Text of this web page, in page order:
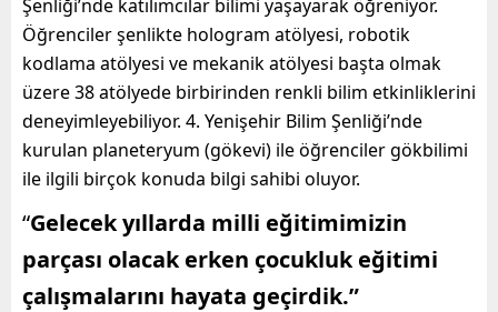
Şenliği’nde katılımcılar bilimi yaşayarak öğreniyor.
Öğrenciler şenlikte hologram atölyesi, robotik
kodlama atölyesi ve mekanik atölyesi başta olmak
üzere 38 atölyede birbirinden renkli bilim etkinliklerini
deneyimleyebiliyor. 4. Yenişehir Bilim Şenliği’nde
kurulan planeteryum (gökevi) ile öğrenciler gökbilimi
ile ilgili birçok konuda bilgi sahibi oluyor.
“Gelecek yıllarda milli eğitimimizin
parçası olacak erken çocukluk eğitimi
çalışmalarını hayata geçirdik.”